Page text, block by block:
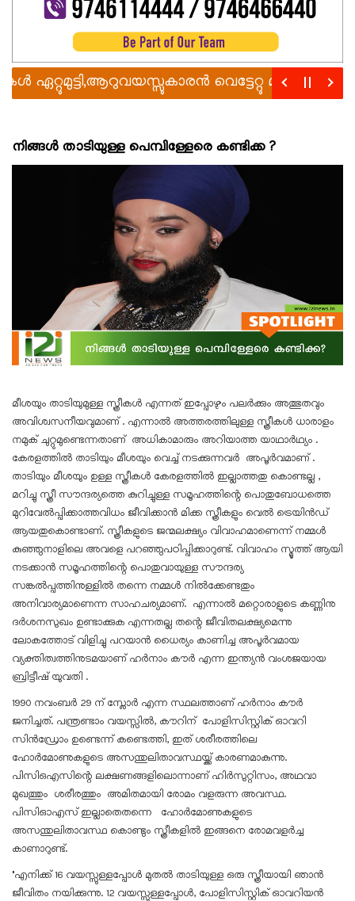
വെട്ടേറ്റു മരിച്ചു
നിങ്ങൾ താടിയുള്ള പെമ്പിള്ളേരെ കണ്ടിക്ക ?
മീശയും താടിയുമുള്ള സ്ത്രീകൾ എന്നത് ഇപ്പോഴും പലർക്കും അത്ഭുതവും
അവിശ്വസനീയവുമാണ് . എന്നാൽ അത്തരത്തിലുള്ള സ്ത്രീകൾ ധാരാളം
നമുക് ചുറ്റുമുണ്ടെന്നതാണ് അധികാമാരും അറിയാത്ത യാഥാർഥ്യം .
കേരളത്തിൽ താടിയും മീശയും വെച്ച് നടക്കുന്നവർ അപൂർവമാണ് .
താടിയും മീശയും ഉള്ള സ്ത്രീകൾ കേരളത്തിൽ ഇല്ലാത്തതു കൊണ്ടല്ല ,
മറിച്ചു സ്ത്രീ സൗന്ദര്യത്തെ കുറിച്ചുള്ള സമൂഹത്തിന്റെ പൊതുബോധത്തെ
മുറിവേൽപ്പിക്കാത്തവിധം ജീവിക്കാൻ മിക്ക സ്ത്രീകളും വെൽ ട്രെയിൻഡ്
ആയതുകൊണ്ടാണ്. സ്ത്രീകളുടെ ജന്മലക്ഷ്യം വിവാഹമാണെന്ന് നമ്മൾ
കുഞ്ഞുനാളിലെ അവളെ പറഞ്ഞുപഠിപ്പിക്കാറുണ്ട്. വിവാഹം സ്മൂത്ത് ആയി
നടക്കാൻ സമൂഹത്തിന്റെ പൊതുവായുള്ള സൗന്ദര്യ
സങ്കൽപ്പത്തിനുള്ളിൽ തന്നെ നമ്മൾ നിൽക്കേണ്ടതും
അനിവാര്യമാണെന്ന സാഹചര്യമാണ്. എന്നാൽ മറ്റൊരാളുടെ കണ്ണിനു
ദർശനസുഖം ഉണ്ടാക്കുക എന്നതല്ല തന്റെ ജീവിതലക്ഷ്യമെന്നു
ലോകത്തോട് വിളിച്ചു പറയാൻ ധൈര്യം കാണിച്ച അപൂർവമായ
വ്യക്തിത്വത്തിനുടമയാണ് ഹർനാം കൗർ എന്ന ഇന്ത്യൻ വംശജയായ
ബ്രിട്ടീഷ് യുവതി .
1990 നവംബർ 29 ന് സ്ലോർ എന്ന സ്ഥലത്താണ് ഹർനാം കൗർ
ജനിച്ചത്. പന്ത്രണ്ടാം വയസ്സിൽ, കൗറിന് പോളിസിസ്റ്റിക് ഓവറി
സിൻഡ്രോം ഉണ്ടെന്ന് കണ്ടെത്തി, ഇത് ശരീരത്തിലെ
ഹോർമോണുകളുടെ അസന്തുലിതാവസ്ഥയ്ക്ക് കാരണമാകുന്നു.
പി‌സി‌ഒ‌എസിന്റെ ലക്ഷണങ്ങളിലൊന്നാണ് ഹിർസുറ്റിസം, അഥവാ
മുഖത്തും ശരീരത്തും അമിതമായി രോമം വളരുന്ന അവസ്ഥ.
പിസിഓഎസ് ഇല്ലാതെതന്നെ ഹോർമോണുകളുടെ
അസന്തുലിതാവസ്ഥ കൊണ്ടും സ്ത്രീകളിൽ ഇങ്ങനെ രോമവളർച്ച
കാണാറുണ്ട്.
"എനിക്ക് 16 വയസ്സുള്ളപ്പോൾ മുതൽ താടിയുള്ള ഒരു സ്ത്രീയായി ഞാൻ
ജീവിതം നയിക്കുന്നു. 12 വയസ്സുള്ളപ്പോൾ, പോളിസിസ്റ്റിക് ഓവറിയൻ